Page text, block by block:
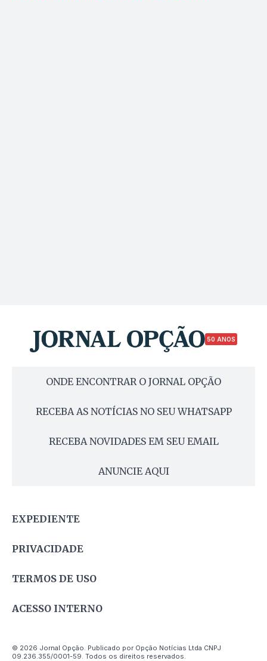
50 ANOS
ONDE ENCONTRAR O JORNAL OPÇÃO
RECEBA AS NOTÍCIAS NO SEU WHATSAPP
RECEBA NOVIDADES EM SEU EMAIL
ANUNCIE AQUI
EXPEDIENTE
PRIVACIDADE
TERMOS DE USO
ACESSO INTERNO
© 2026 Jornal Opção. Publicado por Opção Notícias Ltda CNPJ
09.236.355/0001-59. Todos os direitos reservados.